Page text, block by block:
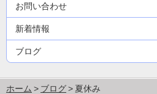
お問い合わせ
新着情報
ブログ
ホーム ブログ 夏休み